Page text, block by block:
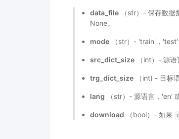
data_file （str）- 保存数据
None。
mode （str）- 'train'，'test'
src_dict_size （int）- 源语
trg_dict_size （int) - 目标
lang （str）- 源语言，'en'
download （bool）- 如果